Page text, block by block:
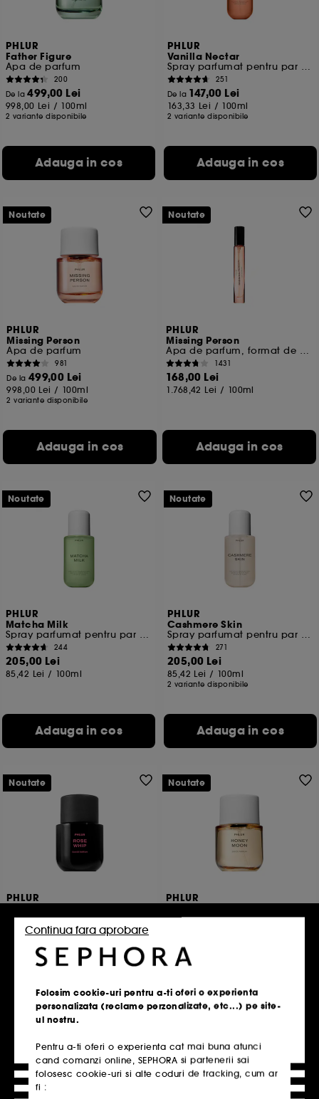
PHLUR
Father Figure
Apa de parfum
200
De la499,00 Lei
998,00 Lei / 100ml
2 variante disponibile
Adauga in cos
PHLUR
Vanilla Nectar
Spray parfumat pentru par si corp
251
De la 147,00 Lei
163,33 Lei / 100ml
2 variante disponibile
Adauga in cos
PHLUR
Missing Person
Apa de parfum
981
De la 499,00 Lei
998,00 Lei / 100ml
2 variante disponibile
Adauga in cos
Noutate
PHLUR
Missing Person
Apa de parfum, format de voiaj
1431
168,00 Lei
1.768,42 Lei / 100ml
Adauga in cos
Noutate
PHLUR
Matcha Milk
Spray parfumat pentru par si corp
244
205,00 Lei
85,42 Lei / 100ml
Adauga in cos
Noutate
PHLUR
Cashmere Skin
Spray parfumat pentru par si corp
271
205,00 Lei
85,42 Lei / 100ml
2 variante disponibile
Adauga in cos
Noutate
PHLUR
Apa de parfum
232
499,00 Lei
998,00 Lei /100ml
Adauga in cos
Noutate
PHLUR
Apa de parfum
499,00 Lei
998,00 Lei
Adauga in cos
Noutate
Noutate Noutate
Folosim cookie-uri pentru a-ti oferi o experienta
personalizata (reclame perzonalizate, etc...) pe site-
ul nostru.
Pentru a-ti oferi o experienta cat mai buna atunci
cand comanzi online, SEPHORA si partenerii sai
folosesc cookie-uri si alte coduri de tracking, cum ar
fi :
Continua fara aprobare